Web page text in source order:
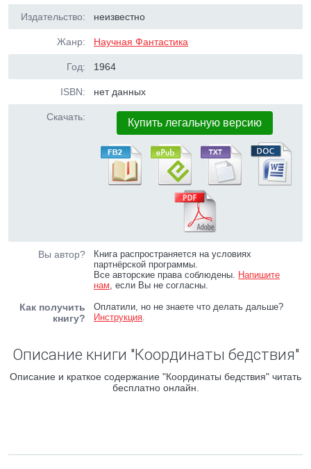
Издательство: неизвестно
Жанр: Научная Фантастика
Год: 1964
ISBN: нет данных
Скачать: Купить легальную версию
Вы автор?
Книга распространяется на условиях
партнёрской программы.
Все авторские права соблюдены. Напишите
нам, если Вы не согласны.
Как получить
книгу?
Оплатили, но не знаете что делать дальше?
Инструкция.
Описание книги "Координаты бедствия"
Описание и краткое содержание "Координаты бедствия" читать
бесплатно онлайн.